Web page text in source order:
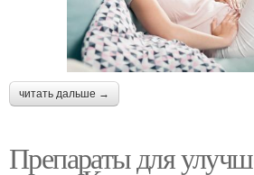
читать дальше →
Препараты для